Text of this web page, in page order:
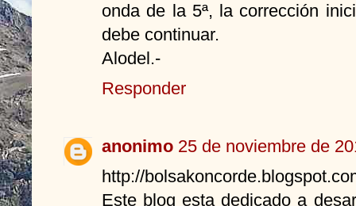
onda de la 5ª, la corrección
debe continuar.
Alodel.-
Responder
anonimo 25 de noviembre de
http://
Este blog esta dedicado a